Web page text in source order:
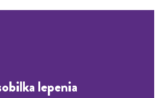
lepenia